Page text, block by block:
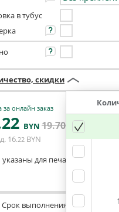
в тубус
скидки
за онлайн заказ
BYN 19.70
BYN
16.22 BYN
для печати из готового
Срок выполнения заказа (до 200